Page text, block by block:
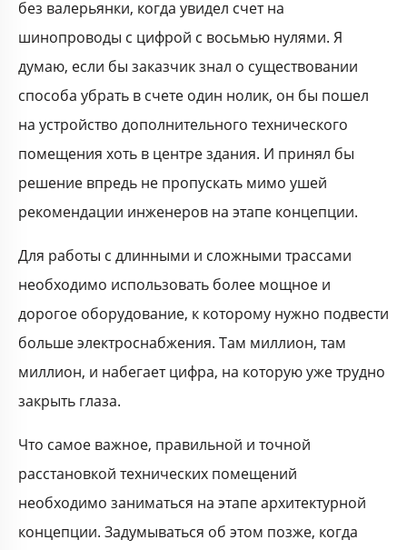
без валерьянки, когда увидел счет на
шинопроводы с цифрой с восьмью нулями. Я
думаю, если бы заказчик знал о существовании
способа убрать в счете один нолик, он бы пошел
на устройство дополнительного технического
помещения хоть в центре здания. И принял бы
решение впредь не пропускать мимо ушей
рекомендации инженеров на этапе концепции.
Для работы с длинными и сложными трассами
необходимо использовать более мощное и
дорогое оборудование, к которому нужно подвести
больше электроснабжения. Там миллион, там
миллион, и набегает цифра, на которую уже трудно
закрыть глаза.
Что самое важное, правильной и точной
расстановкой технических помещений
необходимо заниматься на этапе архитектурной
концепции. Задумываться об этом позже, когда